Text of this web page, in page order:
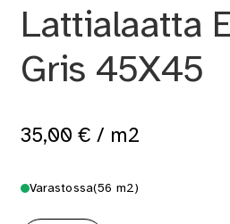
Lattialaatta
Gris 45X45
35,00 € / m2
Varastossa(56 m2)